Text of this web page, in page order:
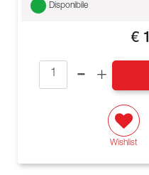
Disponibile
€
Wishlist